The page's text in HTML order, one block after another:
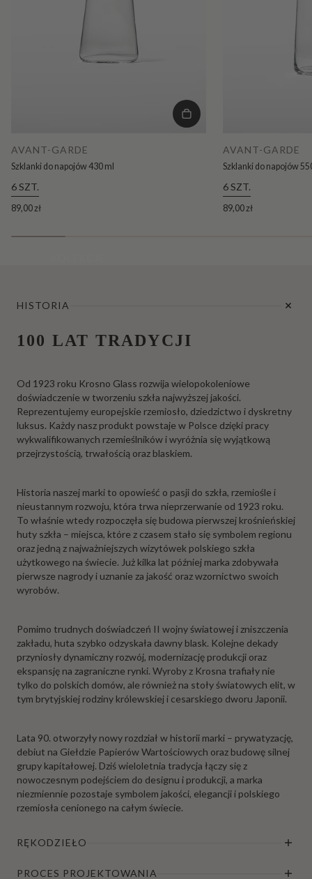
AVANT-GARDE
Szklanki do napojów 430 ml
6 SZT.
89,00 zł
AVANT-GARDE
Szklanki do napojów
6 SZT.
89,00 zł
HISTORIA
100 LAT TRADYCJI
Od 1923 roku Krosno Glass rozwija wielopokoleniowe
doświadczenie w tworzeniu szkła najwyższej jakości.
Reprezentujemy europejskie rzemiosło, dziedzictwo i dyskretny
luksus. Każdy nasz produkt powstaje w Polsce dzięki pracy
wykwalifikowanych rzemieślników i wyróżnia się wyjątkową
przejrzystością, trwałością oraz blaskiem.
Historia naszej marki to opowieść o pasji do szkła, rzemiośle i
nieustannym rozwoju, która trwa nieprzerwanie od 1923 roku.
To właśnie wtedy rozpoczęła się budowa pierwszej krośnieńskiej
huty szkła – miejsca, które z czasem stało się symbolem regionu
oraz jedną z najważniejszych wizytówek polskiego szkła
użytkowego na świecie. Już kilka lat później marka zdobywała
pierwsze nagrody i uznanie za jakość oraz wzornictwo swoich
wyrobów.
Pomimo trudnych doświadczeń II wojny światowej i zniszczenia
zakładu, huta szybko odzyskała dawny blask. Kolejne dekady
przyniosły dynamiczny rozwój, modernizację produkcji oraz
ekspansję na zagraniczne rynki. Wyroby z Krosna trafiały nie
tylko do polskich domów, ale również na stoły światowych elit, w
tym brytyjskiej rodziny królewskiej i cesarskiego dworu Japonii.
Lata 90. otworzyły nowy rozdział w historii marki – prywatyzację,
debiut na Giełdzie Papierów Wartościowych oraz budowę silnej
grupy kapitałowej. Dziś wieloletnia tradycja łączy się z
nowoczesnym podejściem do designu i produkcji, a marka
niezmiennie pozostaje symbolem jakości, elegancji i polskiego
rzemiosła cenionego na całym świecie.
RĘKODZIEŁO
PROCES PROJEKTOWANIA